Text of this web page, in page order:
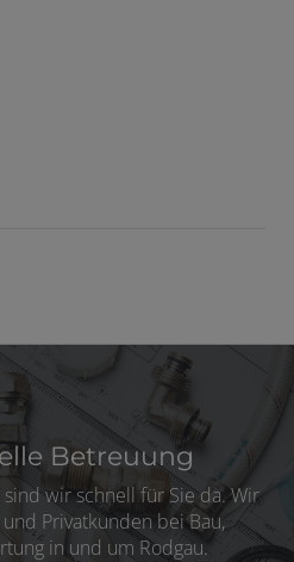
Betreuung
wir schnell für Sie da. Wir
Privatkunden bei Bau,
in und um Rodgau.